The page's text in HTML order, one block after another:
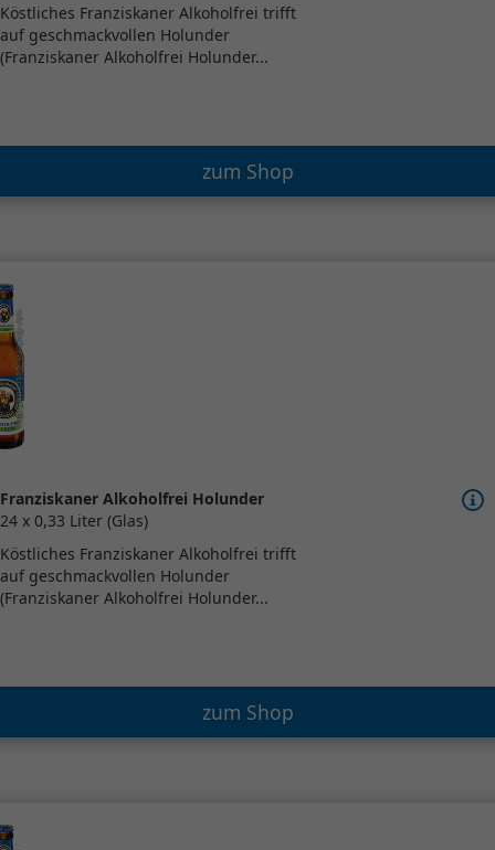
Köstliches Franziskaner Alkoholfrei trifft
auf geschmackvollen Holunder
(Franziskaner Alkoholfrei Holunder...
zum Shop
Franziskaner Alkoholfrei Holunder
24 x 0,33 Liter (Glas)
Köstliches Franziskaner Alkoholfrei trifft
auf geschmackvollen Holunder
(Franziskaner Alkoholfrei Holunder...
zum Shop